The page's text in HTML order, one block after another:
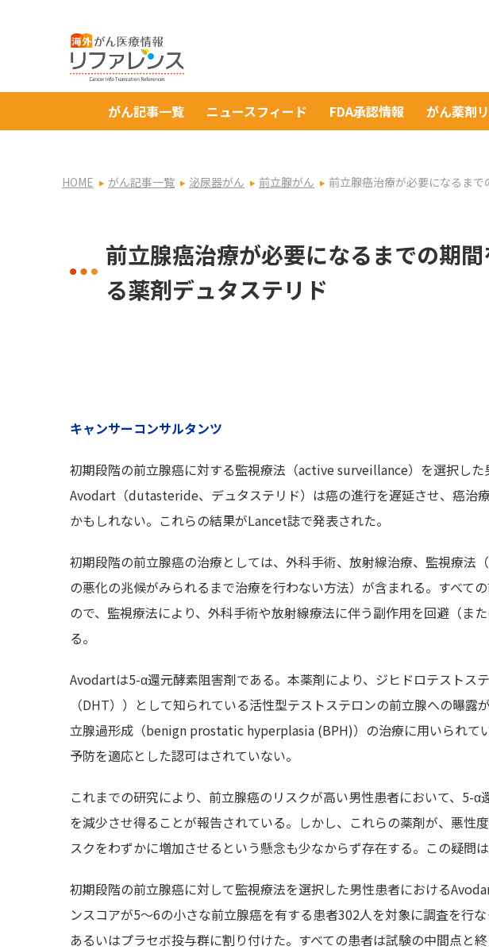
がん記事一覧 ニュースフィード FDA承認情報 がん薬剤
HOME がん記事一覧 泌尿器がん 前立腺がん 前立腺癌治療が必要になるま
前立腺癌治療が必要になるまでの期
る薬剤デュタステリド
キャンサーコンサルタンツ
初期段階の前立腺癌に対する監視療法（active surveillance）を選択した
Avodart（dutasteride、デュタステリド）は癌の進行を遅延させ、癌治
かもしれない。これらの結果がLancet誌で発表された。
初期段階の前立腺癌の治療としては、外科手術、放射線治療、監視療法
の悪化の兆候がみられるまで治療を行わない方法）が含まれる。すべて
ので、監視療法により、外科手術や放射線療法に伴う副作用を回避（ま
る。
Avodartは5-α還元酵素阻害剤である。本薬剤により、ジヒドロテスト
（DHT））として知られている活性型テストステロンの前立腺への曝
立腺過形成（benign prostatic hyperplasia (BPH)）の治療に用いられて
予防を適応とした認可はされていない。
これまでの研究により、前立腺癌のリスクが高い男性患者において、5-
を減少させ得ることが報告されている。しかし、これらの薬剤が、悪性
スクをわずかに増加させるという懸念も少なからず存在する。この疑問
初期段階の前立腺癌に対して監視療法を選択した男性患者における
ンスコアが5〜6の小さな前立腺癌を有する患者302人を対象に調査を行
あるいはプラセボ投与群に割り付けた。すべての患者は試験の中間点と